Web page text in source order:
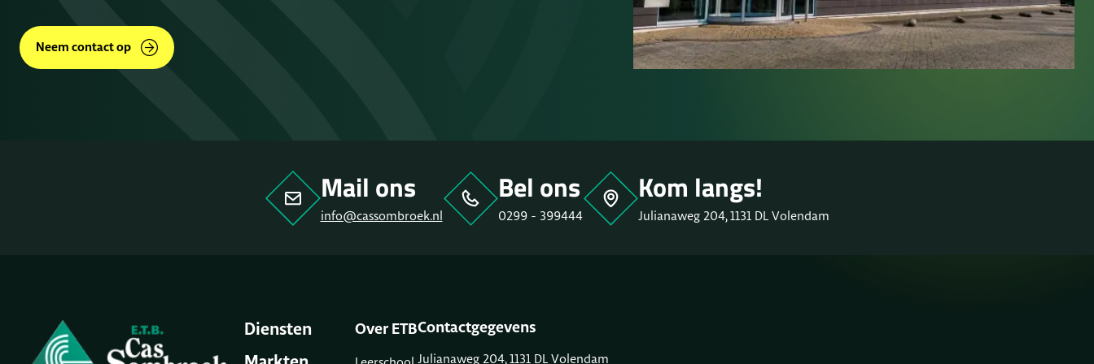
Neem contact op
Mail ons
info@cassombroek.nl
Bel ons
0299 - 399444
Kom langs!
Julianaweg 204, 1131 DL Volendam
Diensten
Over ETBContactgegevens
Julianaweg 204, 1131 DL Volendam